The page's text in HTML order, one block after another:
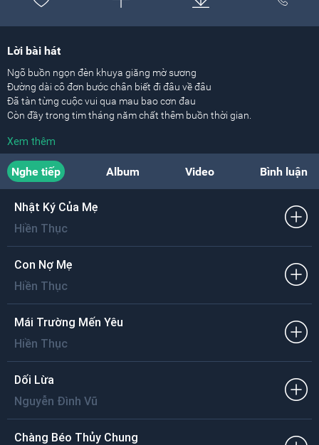
Lời bài hát
Ngõ buồn ngọn đèn khuya giăng mờ sương
Đường dài cô đơn bước chân biết đi đâu về đâu
Đã tàn từng cuộc vui qua mau bao cơn đau
Còn đầy trong tim tháng năm chất thêm buồn thời gian.
Muốn đi tìm tình người mà rồi không thấy đâu
Gãy đôi cánh xa bầy lạc lối.
[ĐK:]
Lạc loài trong bóng tối đời như cuốn trôi
Đôi mắt ta đang mờ theo cùng bao bóng đêm cuộn tàn
Ta có chi trong tay ai đưa ta ra chốn này.
Ta như con chim không phương trời bay
Ta nghe con tim trong ta cuồng quay
Đôi vai hao gầy đôi chân xa lầy
Ai đang miên man trong cơn phù du
Ai đang quanh co trong đêm vực sâu
Xem thêm
Nghe tiếp Album Video Bình luận
Nhật Ký Của Mẹ
Hiền Thục
Con Nợ Mẹ
Hiền Thục
Mái Trường Mến Yêu
Hiền Thục
Dối Lừa
Nguyễn Đình Vũ
Chàng Béo Thủy Chung